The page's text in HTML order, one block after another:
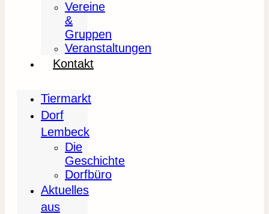
Vereine
&
Gruppen
Veranstaltungen
Kontakt
Tiermarkt
Dorf
Lembeck
Die
Geschichte
Dorfbüro
Aktuelles
aus